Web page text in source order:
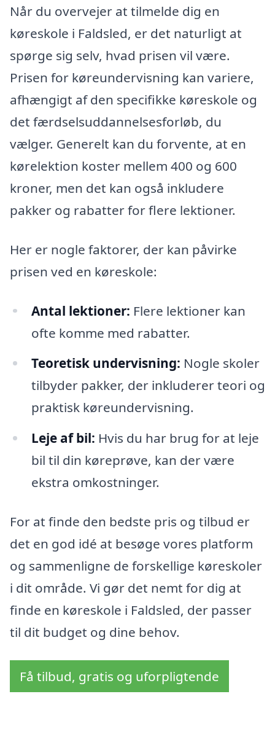
Når du overvejer at tilmelde dig en
køreskole i Faldsled, er det naturligt at
spørge sig selv, hvad prisen vil være.
Prisen for køreundervisning kan variere,
afhængigt af den specifikke køreskole og
det færdselsuddannelsesforløb, du
vælger. Generelt kan du forvente, at en
kørelektion koster mellem 400 og 600
kroner, men det kan også inkludere
pakker og rabatter for flere lektioner.
Her er nogle faktorer, der kan påvirke
prisen ved en køreskole:
Antal lektioner: Flere lektioner kan
ofte komme med rabatter.
Teoretisk undervisning: Nogle skoler
tilbyder pakker, der inkluderer teori og
praktisk køreundervisning.
Leje af bil: Hvis du har brug for at leje
bil til din køreprøve, kan der være
ekstra omkostninger.
For at finde den bedste pris og tilbud er
det en god idé at besøge vores platform
og sammenligne de forskellige køreskoler
i dit område. Vi gør det nemt for dig at
finde en køreskole i Faldsled, der passer
til dit budget og dine behov.
Få tilbud, gratis og uforpligtende